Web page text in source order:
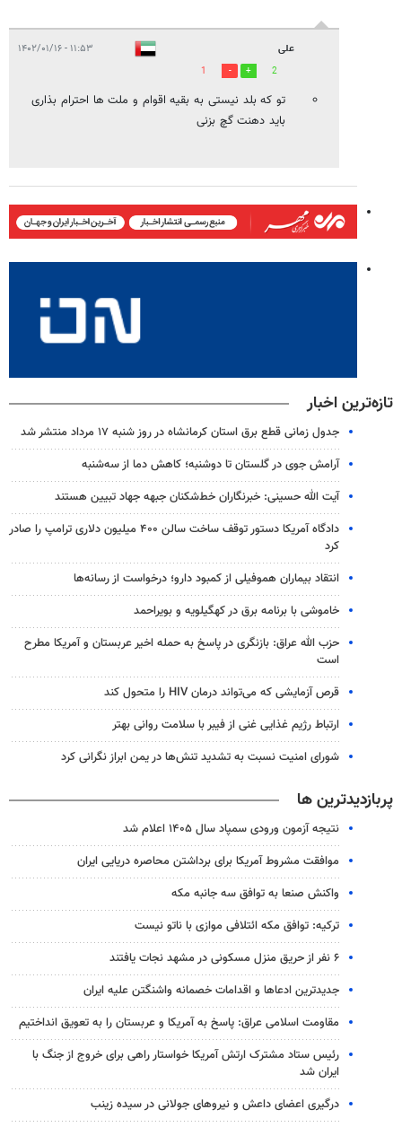
علی ۱۱:۵۳ - ۱۴۰۲/۰۱/۱۶
2
1
تو که بلد نیستی به بقیه اقوام و ملت ها احترام بذاری
باید دهنت گچ بزنی
تازه‌ترین اخبار
جدول زمانی قطع برق استان کرمانشاه در روز شنبه ۱۷ مرداد منتشر شد
آرامش جوی در گلستان تا دوشنبه؛ کاهش دما از سه‌شنبه
آیت الله حسینی: خبرنگاران خط‌شکنان جبهه جهاد تبیین هستند
دادگاه آمریکا دستور توقف ساخت سالن ۴۰۰ میلیون دلاری ترامپ را صادر
کرد
انتقاد بیماران هموفیلی از کمبود دارو؛ درخواست از رسانه‌ها
خاموشی با برنامه برق در کهگیلویه و بویراحمد
حزب الله عراق: بازنگری در پاسخ به حمله اخیر عربستان و آمریکا مطرح
است
قرص آزمایشی که می‌تواند درمان HIV را متحول کند
ارتباط رژیم غذایی غنی از فیبر با سلامت روانی بهتر
شورای امنیت نسبت به تشدید تنش‌ها در یمن ابراز نگرانی کرد
پربازدیدترین ها
نتیجه آزمون ورودی سمپاد سال ۱۴۰۵ اعلام شد
موافقت مشروط آمریکا برای برداشتن محاصره دریایی ایران
واکنش صنعا به توافق سه جانبه مکه
ترکیه: توافق مکه ائتلافی موازی با ناتو نیست
۶ نفر از حریق منزل مسکونی در مشهد نجات یافتند
جدیدترین ادعاها و اقدامات خصمانه واشنگتن علیه ایران
مقاومت اسلامی عراق: پاسخ به آمریکا و عربستان را به تعویق انداختیم
رئیس ستاد مشترک ارتش آمریکا خواستار راهی برای خروج از جنگ با
ایران شد
درگیری اعضای داعش و نیروهای جولانی در سیده زینب